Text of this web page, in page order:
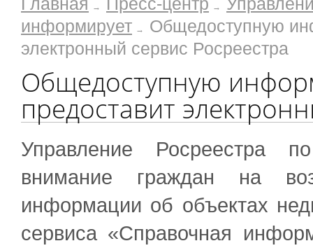
Главная Пресс-центр
информирует
Общедоступную
электронный сервис Росреестра
Общедоступную
предоставит
Управление Росреестра
внимание граждан на
информации об объектах
сервиса «Справочная